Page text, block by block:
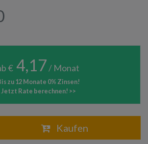
€ 4,17/ Monat
zu 12 Monate 0% Zinsen!
Jetzt Rate berechnen! >>
Kaufen